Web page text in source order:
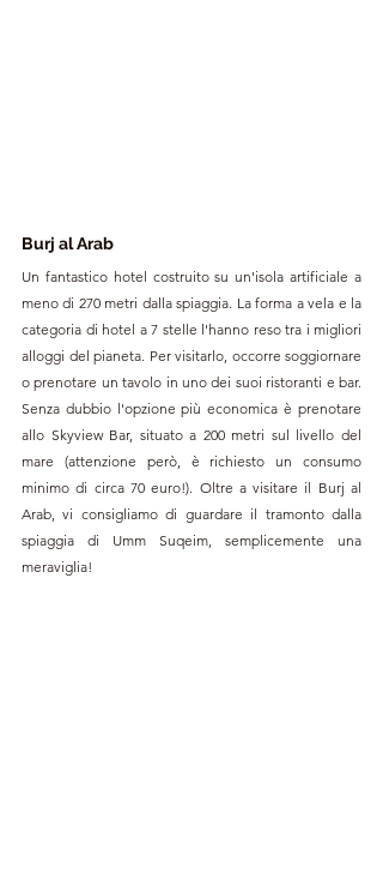
Burj al Arab
Un fantastico hotel costruito su un'isola artificiale a
meno di 270 metri dalla spiaggia. La forma a vela e la
categoria di hotel a 7 stelle l'hanno reso tra i migliori
alloggi del pianeta. Per visitarlo, occorre soggiornare
o prenotare un tavolo in uno dei suoi ristoranti e bar.
Senza dubbio l'opzione più economica è prenotare
allo Skyview Bar, situato a 200 metri sul livello del
mare (attenzione però, è richiesto un consumo
minimo di circa 70 euro!). Oltre a visitare il Burj al
Arab, vi consigliamo di guardare il tramonto dalla
spiaggia di Umm Suqeim, semplicemente una
meraviglia!